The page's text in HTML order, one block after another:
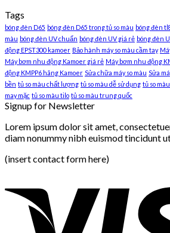
Tags
bóng đèn D65 bóng đèn D65 trong tủ so màu bóng đèn
màu bóng đèn UV chuẩn bóng đèn UV giá rẻ bóng đèn
động EPST300 kamoer Bảo hành máy so màu cầm tay
Máy bơm nhu động Kamoer giá rẻ Máy bơm nhu động
động KMPP6 hãng Kamoer Sửa chữa máy so màu Sửa
bền tủ so màu chất lượng tủ so màu dễ sử dụng tủ so
may mặc tủ so màu tilo tủ so màu trung quốc
Signup for Newsletter
Lorem ipsum dolor sit amet,
diam nonummy nibh euismod tincidunt
(insert contact form here)